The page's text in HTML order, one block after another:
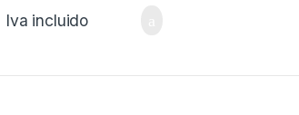
Iva incluido